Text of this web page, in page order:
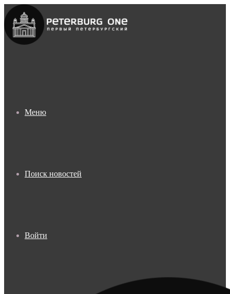
Меню
Поиск новостей
Войти